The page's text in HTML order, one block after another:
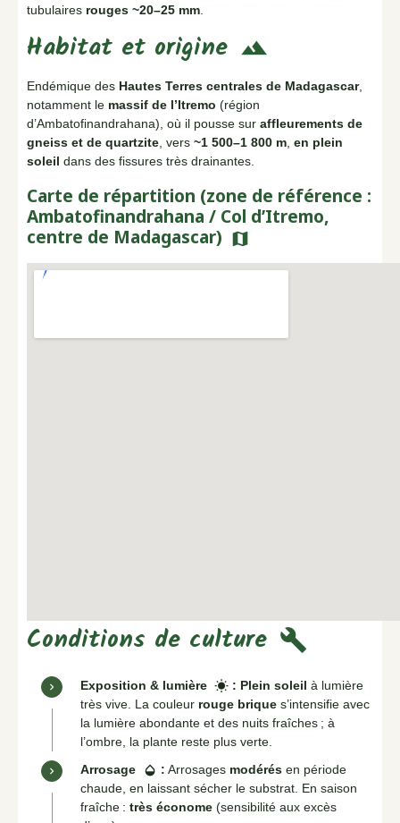
tubulaires rouges ~20–25 mm.
Habitat et origine terrain
Endémique des Hautes Terres centrales de Madagascar,
notamment le massif de l’Itremo (région
d’Ambatofinandrahana), où il pousse sur affleurements de
gneiss et de quartzite, vers ~1 500–1 800 m, en plein
soleil dans des fissures très drainantes.
Carte de répartition (zone de référence :
Ambatofinandrahana / Col d’Itremo,
centre de Madagascar) map
Conditions de culture build
Exposition & lumière wb_sunny : Plein soleil à lumière
très vive. La couleur rouge brique s’intensifie avec
la lumière abondante et des nuits fraîches ; à
l’ombre, la plante reste plus verte.
Arrosage
opacity : Arrosages modérés en période
chaude, en laissant sécher le substrat. En saison
fraîche : très économe (sensibilité aux excès